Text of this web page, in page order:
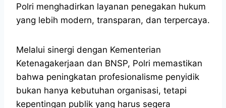
Polri menghadirkan layanan penegakan hukum
yang lebih modern, transparan, dan terpercaya.
Melalui sinergi dengan Kementerian
Ketenagakerjaan dan BNSP, Polri memastikan
bahwa peningkatan profesionalisme penyidik
bukan hanya kebutuhan organisasi, tetapi
kepentingan publik yang harus segera